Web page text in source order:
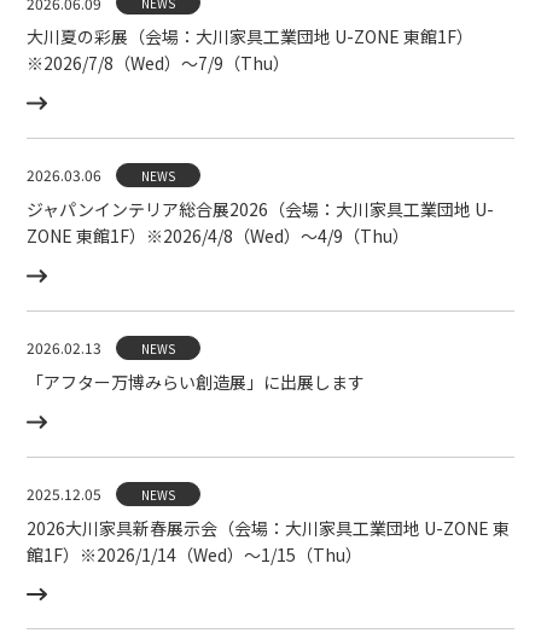
大川夏の彩展（会場：大川家具工業団地 U-ZONE 東館1F）
※2026/7/8（Wed）〜7/9（Thu）
2026.03.06 NEWS
ジャパンインテリア総合展2026（会場：大川家具工業団地 U-
ZONE 東館1F）※2026/4/8（Wed）〜4/9（Thu）
2026.02.13 NEWS
「アフター万博みらい創造展」に出展します
2025.12.05 NEWS
2026大川家具新春展示会（会場：大川家具工業団地 U-ZONE 東
館1F）※2026/1/14（Wed）〜1/15（Thu）